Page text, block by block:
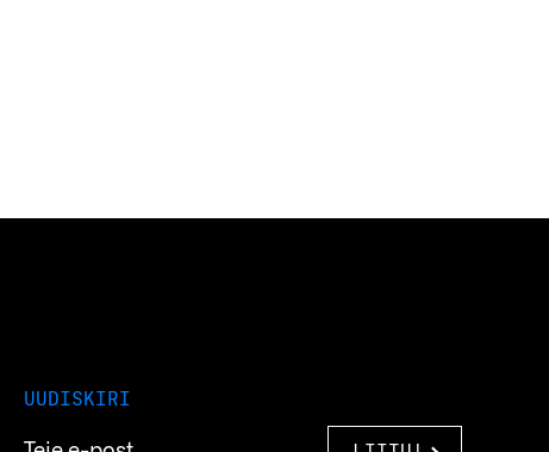
UUDISKIRI